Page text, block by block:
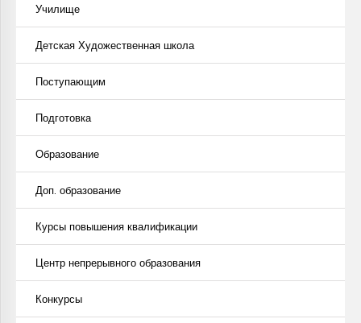
Училище
Детская Художественная школа
Поступающим
Подготовка
Образование
Доп. образование
Курсы повышения квалификации
Центр непрерывного образования
Конкурсы